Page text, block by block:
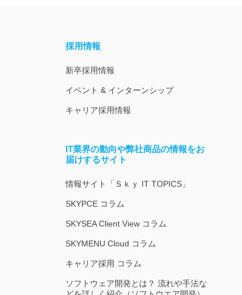
採用情報
新卒採用情報
イベント & インターンシップ
キャリア採用情報
IT業界の動向や弊社商品の情報をお
届けするサイト
情報サイト「Ｓｋｙ IT TOPICS」
SKYPCE コラム
SKYSEA Client View コラム
SKYMENU Cloud コラム
キャリア採用 コラム
ソフトウェア開発とは？ 流れや手法な